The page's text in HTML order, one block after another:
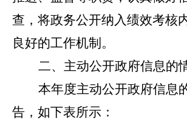
查，将政务公开纳入绩效考核
良好的工作机制。
二、主动公开政府信息的
本年度主动公开政府信息
告，如下表所示：